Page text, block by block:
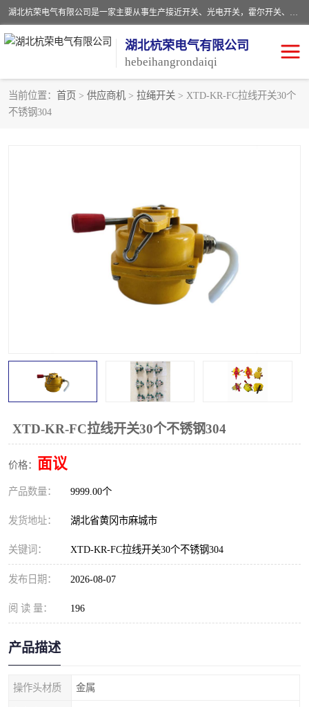
湖北杭荣电气有限公司是一家主要从事生产接近开关、光电开关，霍尔开关、两级跑偏开关、双向拉绳开关、速度监测器、皮带打滑开关、阻旋式料位开关、皮带纵向撕裂开关、溜槽堵塞开关、声光报警器、矿用磁性井筒开关等，主营行业：电气设备、仪器仪表制造, 高低压电器，成套电气设备，矿用防爆机电设备，皮带机综合保护系统，防爆电器，传感器，工矿配件，电器配件，自动化工业机器人的研发，制造，加工销售。
湖北杭荣电气有限公司
hebeihangrondaiqi
当前位置： 首页 > 供应商机 > 拉绳开关 > XTD-KR-FC拉线开关30个
不锈钢304
XTD-KR-FC拉线开关30个不锈钢304
价格： 面议
产品数量： 9999.00个
发货地址： 湖北省黄冈市麻城市
关键词： XTD-KR-FC拉线开关30个不锈钢304
发布日期： 2026-08-07
阅 读 量： 196
产品描述
操作头材质 金属
阻旋料位开关
滑线指示灯
光电开关
拉绳开关
溜槽堵塞检测开关
限位开关 速度检测器
速度传感器
微电脑超速开关